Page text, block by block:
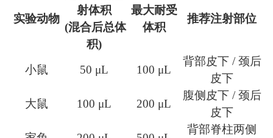
实验动物
射体积
(混合后总体
积)
最大耐受
体积
推荐注射部位
小鼠 50 μL 100 μL
背部皮下 / 颈后
皮下
大鼠
100 μL 200 μL
腹侧皮下 / 颈后
皮下
背部脊柱两侧